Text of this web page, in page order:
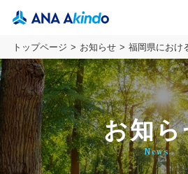
トップページ お知らせ 福岡県におけ
お知
News